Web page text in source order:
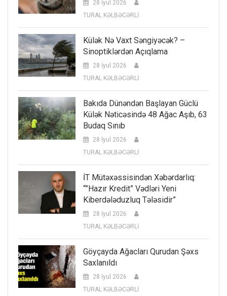
28 İyul 2026
TURAL KƏLBƏCƏRLİ
Külək Nə Vaxt Səngiyəcək? –
Sinoptiklərdən Açıqlama
28 İyul 2026
TURAL KƏLBƏCƏRLİ
Bakıda Dünəndən Başlayan Güclü
Külək Nəticəsində 48 Ağac Aşıb, 63
Budaq Sınıb
28 İyul 2026
TURAL KƏLBƏCƏRLİ
İT Mütəxəssisindən Xəbərdarlıq:
“”Hazır Kredit” Vədləri Yeni
Kiberdələduzluq Tələsidir”
28 İyul 2026
TURAL KƏLBƏCƏRLİ
Göyçayda Ağacları Qurudan Şəxs
Saxlanıldı
28 İyul 2026
TURAL KƏLBƏCƏRLİ